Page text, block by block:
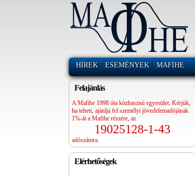
HÍREK ESEMÉNYEK MAFIHE
Felajánlás
A Mafihe 1998 óta közhasznú egyesület. Kérjük,
ha teheti, ajánlja fel személyi jövedelemadójának
1%-át a Mafihe részére, az
19025128-1-43
adószámra.
Elérhetőségek